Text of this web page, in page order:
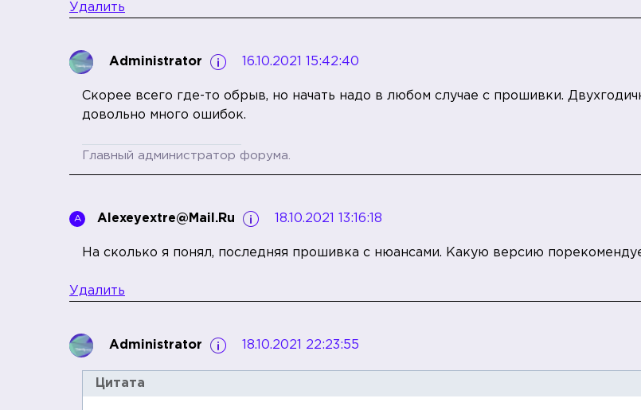
Удалить
Administrator 16.10.2021 15:42:40
Скорее всего где-то обрыв, но начать надо в любом случае с прошивки.
довольно много ошибок.
Главный администратор форума.
A Alexeyextre@mail.ru 18.10.2021 13:16:18
На сколько я понял, последняя прошивка с нюансами. Какую версию
Удалить
Administrator 18.10.2021 22:23:55
Цитата